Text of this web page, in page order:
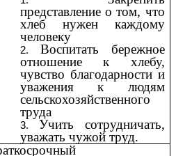
представление о том, что
хлеб нужен каждому
человеку
Воспитать бережное
отношение к хлебу,
чувство благодарности и
уважения к людям
сельскохозяйственного
труда
Учить сотрудничать,
уважать чужой труд.